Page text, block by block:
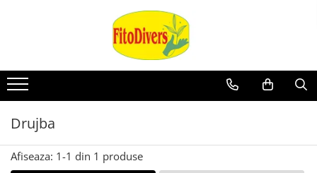
Drujba
Afiseaza: 1-1 din 1 produse